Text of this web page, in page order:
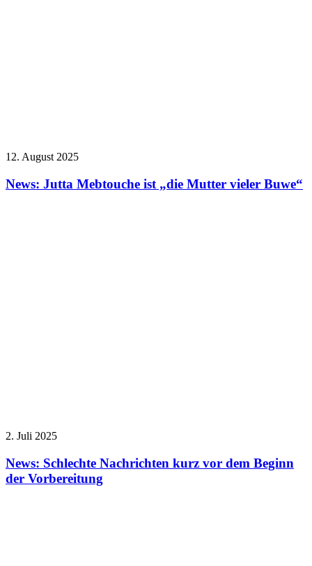
12. August 2025
News: Jutta Mebtouche ist „die Mutter vieler Buwe“
2. Juli 2025
News: Schlechte Nachrichten kurz vor dem Beginn
der Vorbereitung